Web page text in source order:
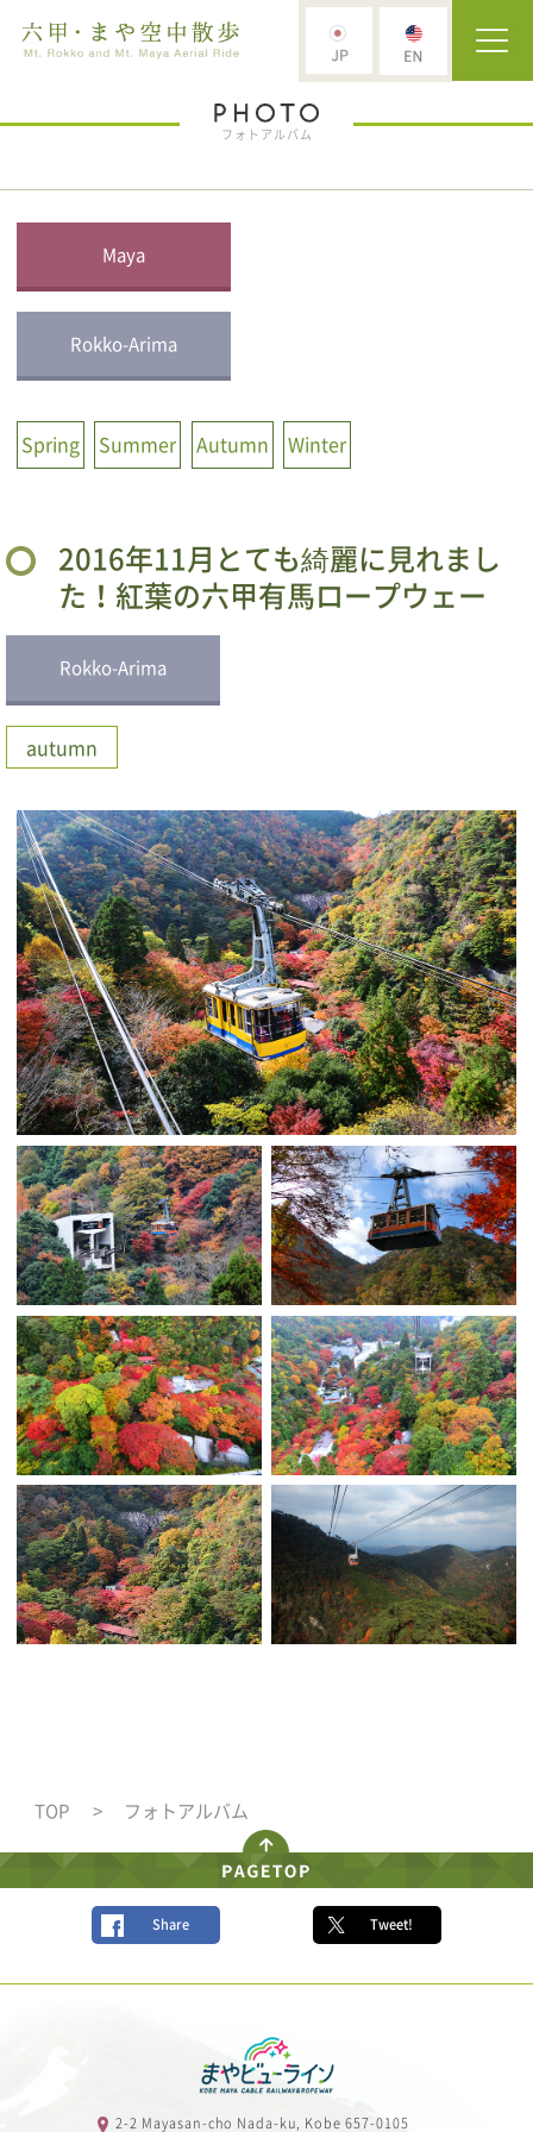
フォトアルバム
Maya
Rokko-Arima
Spring Summer Autumn Winter
2016年11月とても綺麗に見れまし
た！紅葉の六甲有馬ロープウェー
Rokko-Arima
autumn
TOP フォトアルバム
Share Tweet!
2-2 Mayasan-cho Nada-ku, Kobe 657-0105